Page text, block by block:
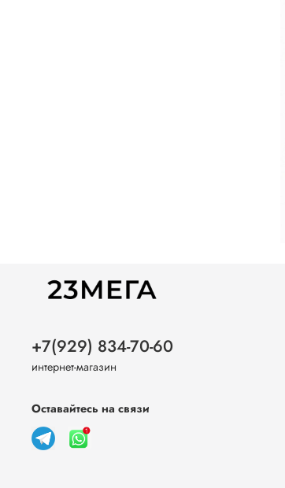
+7(929) 834-70-60
интернет-магазин
Оставайтесь на связи